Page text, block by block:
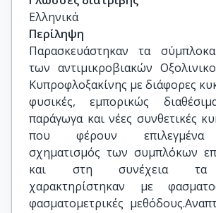
Ελληνικά
Περίληψη
Παρασκευάστηκαν τα
των αντιμικροβιακών
Κυπροφλοξακίνης με διάφορες
φυσικές, εμπορικώς
παράγωγα και νέες συνθετικές
που φέρουν επιλεγμένα
σχηματισμός των συμπλόκων
και στη συνέχεια τα
χαρακτηρίστηκαν με
φασματομετρικές